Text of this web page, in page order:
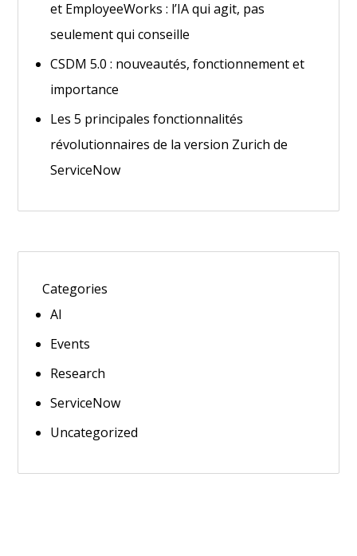
et EmployeeWorks : l’IA qui agit, pas
seulement qui conseille
CSDM 5.0 : nouveautés, fonctionnement et
importance
Les 5 principales fonctionnalités
révolutionnaires de la version Zurich de
ServiceNow
Categories
AI
Events
Research
ServiceNow
Uncategorized